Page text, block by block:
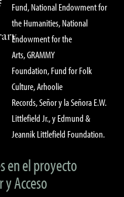
Fund, National Endowment for
the Humanities, National
Endowment for the
Arts, GRAMMY
Foundation, Fund for Folk
Culture, Arhoolie
Records, Señor y la Señora E.W.
Littlefield Jr., y Edmund &
Jeannik Littlefield Foundation.
en el proyecto
Acceso